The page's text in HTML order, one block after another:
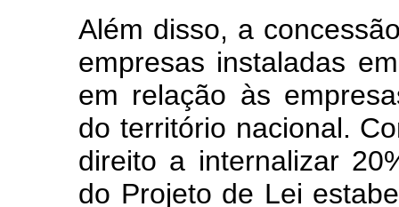
Além disso, a
empresas instaladas
em relação às
do território nacional.
direito a internalizar
do Projeto de Lei